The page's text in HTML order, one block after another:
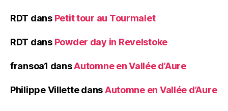
RDT dans Petit tour au Tourmalet
RDT dans Powder day in Revelstoke
fransoa1 dansAutomne en Vallée d’Aure
Philippe VillettedansAutomne en Vallée d’Aure